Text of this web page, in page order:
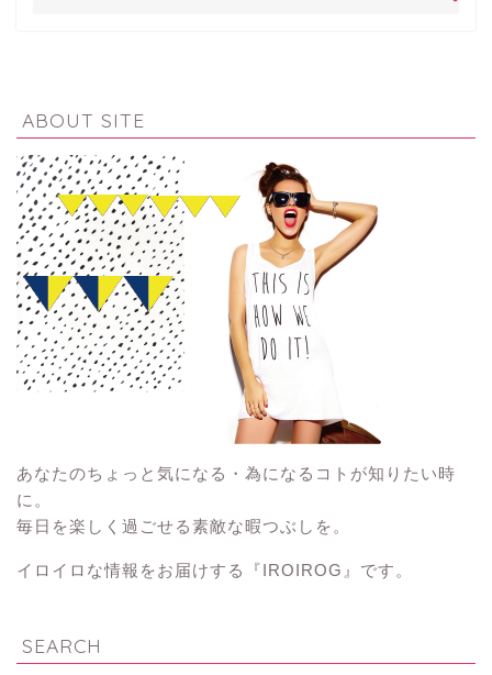
ABOUT SITE
あなたのちょっと気になる・為になるコトが知りたい時
に。
毎日を楽しく過ごせる素敵な暇つぶしを。
イロイロな情報をお届けする『IROIROG』です。
SEARCH